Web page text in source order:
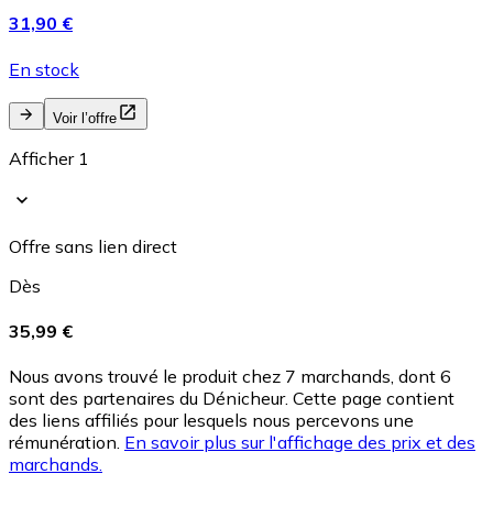
31,90 €
En stock
Voir l’offre
Afficher 1
Offre sans lien direct
Dès
35,99 €
Nous avons trouvé le produit chez 7 marchands, dont 6
sont des partenaires du Dénicheur. Cette page contient
des liens affiliés pour lesquels nous percevons une
rémunération. En savoir plus sur l'affichage des prix et des
marchands.